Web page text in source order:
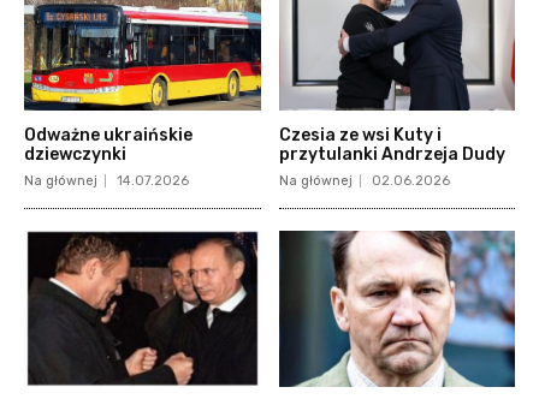
Odważne ukraińskie
dziewczynki
Na głównej 14.07.2026
Czesia ze wsi Kuty i
przytulanki Andrzeja Dudy
Na głównej 02.06.2026